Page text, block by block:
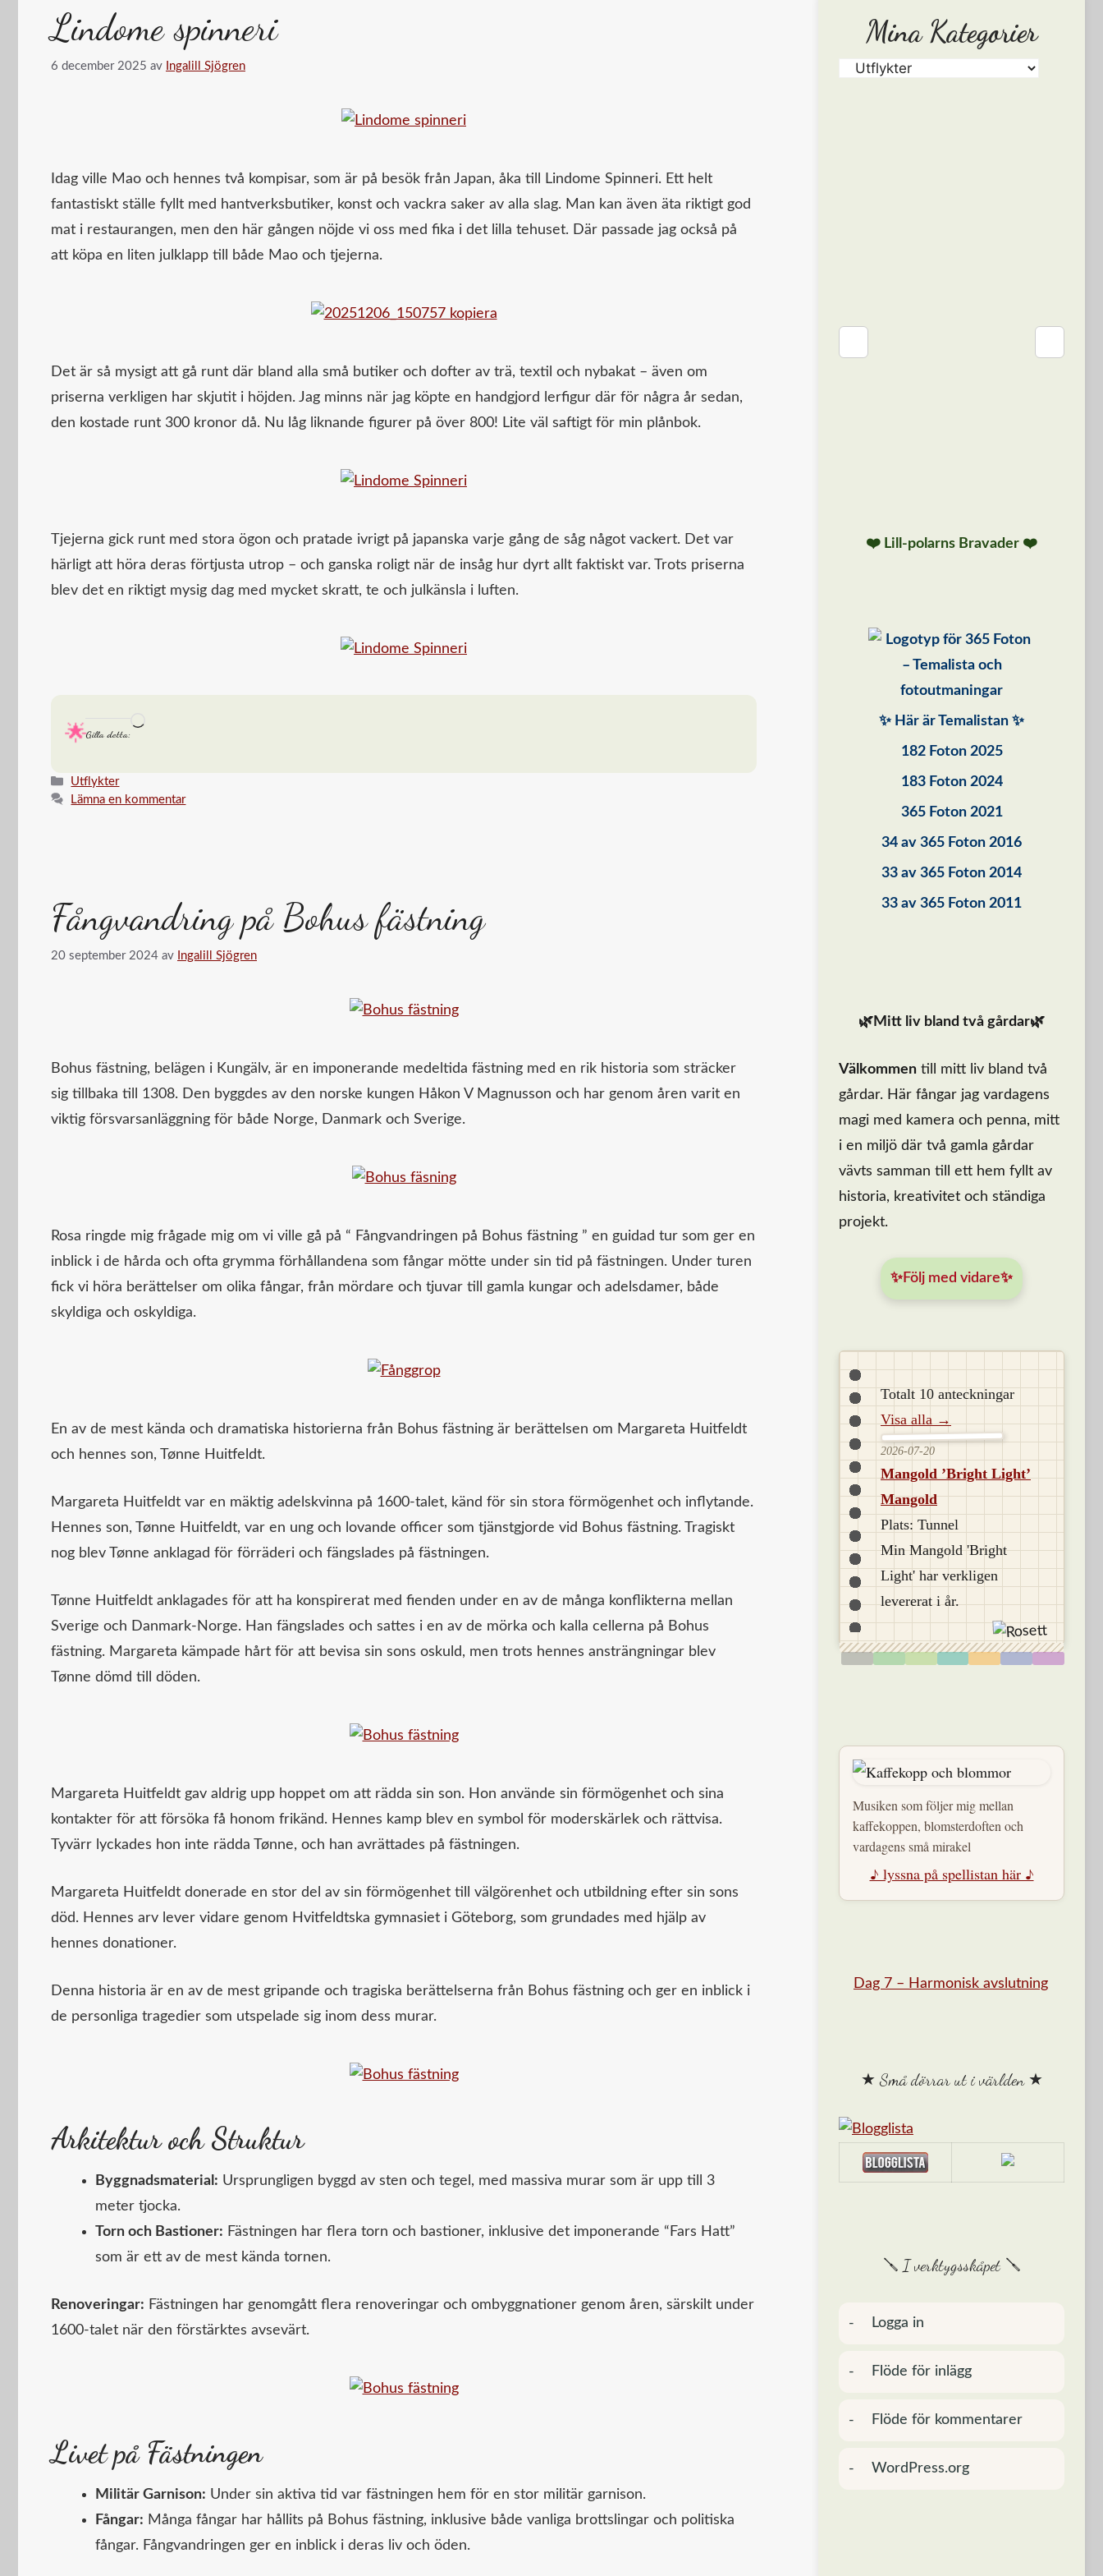
Lindome spinneri
6 december 2025 av Ingalill Sjögren
Idag ville Mao och hennes två kompisar, som är på besök från Japan, åka till Lindome Spinneri. Ett helt
fantastiskt ställe fyllt med hantverksbutiker, konst och vackra saker av alla slag. Man kan även äta riktigt god
mat i restaurangen, men den här gången nöjde vi oss med fika i det lilla tehuset. Där passade jag också på
att köpa en liten julklapp till både Mao och tjejerna.
Det är så mysigt att gå runt där bland alla små butiker och dofter av trä, textil och nybakat – även om
priserna verkligen har skjutit i höjden. Jag minns när jag köpte en handgjord lerfigur där för några år sedan,
den kostade runt 300 kronor då. Nu låg liknande figurer på över 800! Lite väl saftigt för min plånbok.
Tjejerna gick runt med stora ögon och pratade ivrigt på japanska varje gång de såg något vackert. Det var
härligt att höra deras förtjusta utrop – och ganska roligt när de insåg hur dyrt allt faktiskt var. Trots priserna
blev det en riktigt mysig dag med mycket skratt, te och julkänsla i luften.
Gilla detta:
Kategorier
Utflykter
Lämna en kommentar
Fångvandring på Bohus fästning
20 september 2024 av Ingalill Sjögren
Bohus fästning, belägen i Kungälv, är en imponerande medeltida fästning med en rik historia som sträcker
sig tillbaka till 1308. Den byggdes av den norske kungen Håkon V Magnusson och har genom åren varit en
viktig försvarsanläggning för både Norge, Danmark och Sverige.
Rosa ringde mig frågade mig om vi ville gå på “ Fångvandringen på Bohus fästning ” en guidad tur som ger en
inblick i de hårda och ofta grymma förhållandena som fångar mötte under sin tid på fästningen. Under turen
fick vi höra berättelser om olika fångar, från mördare och tjuvar till gamla kungar och adelsdamer, både
skyldiga och oskyldiga.
En av de mest kända och dramatiska historierna från Bohus fästning är berättelsen om Margareta Huitfeldt
och hennes son, Tønne Huitfeldt.
Margareta Huitfeldt var en mäktig adelskvinna på 1600-talet, känd för sin stora förmögenhet och inflytande.
Hennes son, Tønne Huitfeldt, var en ung och lovande officer som tjänstgjorde vid Bohus fästning. Tragiskt
nog blev Tønne anklagad för förräderi och fängslades på fästningen.
Tønne Huitfeldt anklagades för att ha konspirerat med fienden under en av de många konflikterna mellan
Sverige och Danmark-Norge. Han fängslades och sattes i en av de mörka och kalla cellerna på Bohus
fästning. Margareta kämpade hårt för att bevisa sin sons oskuld, men trots hennes ansträngningar blev
Tønne dömd till döden.
Margareta Huitfeldt gav aldrig upp hoppet om att rädda sin son. Hon använde sin förmögenhet och sina
kontakter för att försöka få honom frikänd. Hennes kamp blev en symbol för moderskärlek och rättvisa.
Tyvärr lyckades hon inte rädda Tønne, och han avrättades på fästningen.
Margareta Huitfeldt donerade en stor del av sin förmögenhet till välgörenhet och utbildning efter sin sons
död. Hennes arv lever vidare genom Hvitfeldtska gymnasiet i Göteborg, som grundades med hjälp av
hennes donationer.
Denna historia är en av de mest gripande och tragiska berättelserna från Bohus fästning och ger en inblick i
de personliga tragedier som utspelade sig inom dess murar.
Arkitektur och Struktur
Byggnadsmaterial: Ursprungligen byggd av sten och tegel, med massiva murar som är upp till 3
meter tjocka.
Torn och Bastioner: Fästningen har flera torn och bastioner, inklusive det imponerande “Fars Hatt”
som är ett av de mest kända tornen.
Renoveringar: Fästningen har genomgått flera renoveringar och ombyggnationer genom åren, särskilt under
1600-talet när den förstärktes avsevärt.
Livet på Fästningen
Militär Garnison: Under sin aktiva tid var fästningen hem för en stor militär garnison.
Fångar: Många fångar har hållits på Bohus fästning, inklusive både vanliga brottslingar och politiska
fångar. Fångvandringen ger en inblick i deras liv och öden.
Mina Kategorier
❤️ Lill-polarns Bravader ❤️
✨ Här är Temalistan ✨
182 Foton 2025
183 Foton 2024
365 Foton 2021
34 av 365 Foton 2016
33 av 365 Foton 2014
33 av 365 Foton 2011
🌿Mitt liv bland två gårdar🌿
Välkommen till mitt liv bland två
gårdar. Här fångar jag vardagens
magi med kamera och penna, mitt
i en miljö där två gamla gårdar
vävts samman till ett hem fyllt av
historia, kreativitet och ständiga
projekt.
✨Följ med vidare✨
Totalt 10 anteckningar
Visa alla →
2026-07-20
Mangold ’Bright Light’
Mangold
Plats: Tunnel
Min Mangold 'Bright
Light' har verkligen
levererat i år.
Musiken som följer mig mellan
kaffekoppen, blomsterdoften och
vardagens små mirakel
♪ lyssna på spellistan här ♪
Dag 7 – Harmonisk avslutning
★ Små dörrar ut i världen ★
🪛 I verktygsskåpet 🪛
Logga in
Flöde för inlägg
Flöde för kommentarer
WordPress.org